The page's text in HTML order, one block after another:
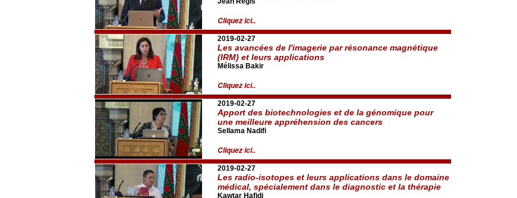
Cliquez ici..
2019-02-27
Les avancées de l'imagerie par résonance magnétique
(IRM) et leurs applications
Mélissa Bakir
Cliquez ici..
2019-02-27
Apport des biotechnologies et de la génomique pour
une meilleure appréhension des cancers
Sellama Nadifi
Cliquez ici..
2019-02-27
Les radio-isotopes et leurs applications dans le domaine
médical, spécialement dans le diagnostic et la thérapie
Kawtar Hafidi